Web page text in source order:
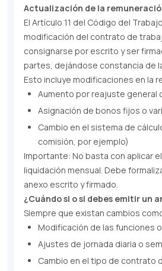
Actualización de la
El Artículo 11 del Código del
modificación del contrato de
consignarse por escrito y ser
partes, dejándose constancia de
Esto incluye modificaciones en la
Aumento por reajuste general
Asignación de bonos fijos o
Cambio en el sistema de
comisión, por ejemplo)
Importante: No basta con aplicar
liquidación mensual. Debe
anexo escrito y firmado.
¿Cuándo si o si debes emitir un
Siempre que existan cambios
Modificación de las funciones
Ajustes de jornada diaria o
Cambio en el tipo de contrato